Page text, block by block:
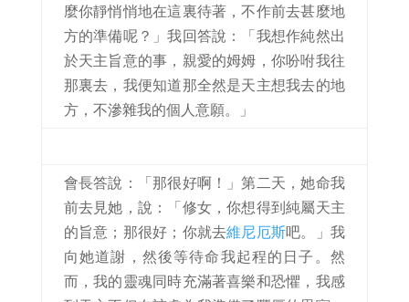
麼你靜悄悄地在這裏待著，不作前去甚麼地
方的準備呢？」我回答說：「我想作純然出
於天主旨意的事，親愛的姆姆，你吩咐我往
那裏去，我便知道那全然是天主想我去的地
方，不滲雜我的個人意願。」
會長答說：「那很好啊！」第二天，她命我
前去見她，說：「修女，你想得到純屬天主
的旨意；那很好；你就去維尼厄斯吧。」我
向她道謝，然後等待命我起程的日子。然
而，我的靈魂同時充滿著喜樂和恐懼，我感